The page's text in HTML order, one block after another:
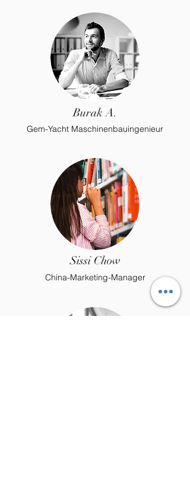
Burak A.
Gem-Yacht Maschinenbauingenieur
Sissi Chow
China-Marketing-Manager